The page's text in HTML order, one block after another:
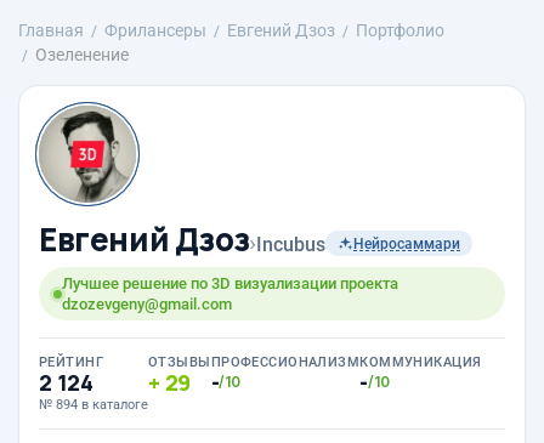
Главная Фрилансеры Евгений Дзоз
Портфолио
Озеленение
Евгений Дзоз›Incubus Нейросаммари
Лучшее решение по 3D визуализации проекта
dzozevgeny@gmail.com
РЕЙТИНГ
2 124
№ 894 в каталоге
ОТЗЫВЫ
29
ПРОФЕССИОНАЛИЗМ
-/10
КОММУНИКАЦИЯ
-/10